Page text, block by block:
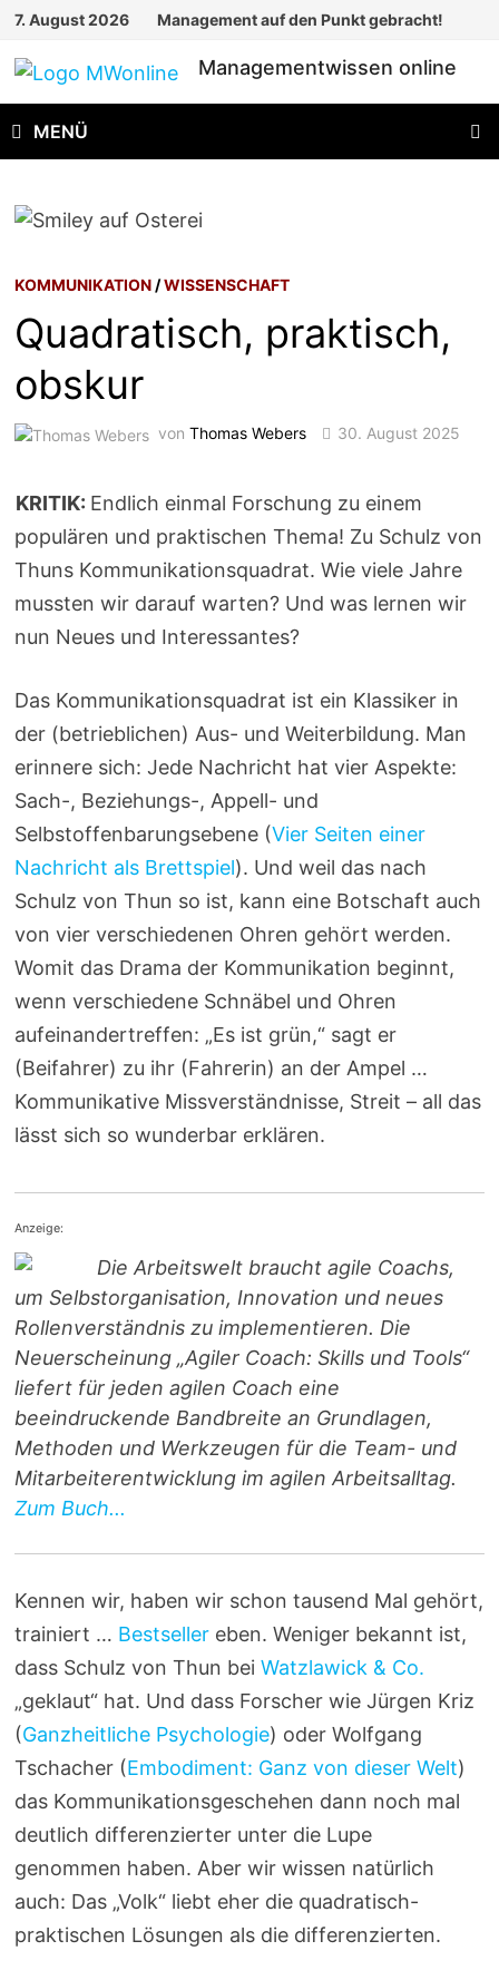
Zum
springen
7. August 2026 Management auf den Punkt gebracht!
Managementwissen online
MENÜ
KOMMUNIKATION /WISSENSCHAFT
Quadratisch, praktisch,
obskur
vonThomas Webers 30. August 2025
KRITIK: Endlich einmal Forschung zu einem
populären und praktischen Thema! Zu Schulz von
Thuns Kommunikationsquadrat. Wie viele Jahre
mussten wir darauf warten? Und was lernen wir
nun Neues und Interessantes?
Das Kommunikationsquadrat ist ein Klassiker in
der (betrieblichen) Aus- und Weiterbildung. Man
erinnere sich: Jede Nachricht hat vier Aspekte:
Sach-, Beziehungs-, Appell- und
Selbstoffenbarungsebene (Vier Seiten einer
Nachricht als Brettspiel). Und weil das nach
Schulz von Thun so ist, kann eine Botschaft auch
von vier verschiedenen Ohren gehört werden.
Womit das Drama der Kommunikation beginnt,
wenn verschiedene Schnäbel und Ohren
aufeinandertreffen: „Es ist grün,“ sagt er
(Beifahrer) zu ihr (Fahrerin) an der Ampel …
Kommunikative Missverständnisse, Streit – all das
lässt sich so wunderbar erklären.
Anzeige:
Die Arbeitswelt braucht agile Coachs,
um Selbstorganisation, Innovation und neues
Rollenverständnis zu implementieren. Die
Neuerscheinung „Agiler Coach: Skills und Tools“
liefert für jeden agilen Coach eine
beeindruckende Bandbreite an Grundlagen,
Methoden und Werkzeugen für die Team- und
Mitarbeiterentwicklung im agilen Arbeitsalltag.
Zum Buch...
Kennen wir, haben wir schon tausend Mal gehört,
trainiert … Bestseller eben. Weniger bekannt ist,
dass Schulz von Thun beiWatzlawick & Co.
„geklaut“ hat. Und dass Forscher wie Jürgen Kriz
(Ganzheitliche Psychologie) oder Wolfgang
Tschacher (Embodiment: Ganz von dieser Welt)
das Kommunikationsgeschehen dann noch mal
deutlich differenzierter unter die Lupe
genommen haben. Aber wir wissen natürlich
auch: Das „Volk“ liebt eher die quadratisch-
praktischen Lösungen als die differenzierten.